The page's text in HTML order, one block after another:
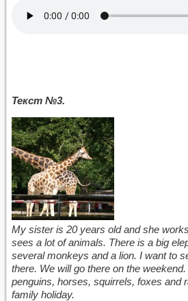
Текст №3.
My sister is 20 years old and she
sees a lot of animals. There is a big
several monkeys and a lion. I want to
there. We will go there on the
penguins, horses, squirrels, foxes and
family holiday.